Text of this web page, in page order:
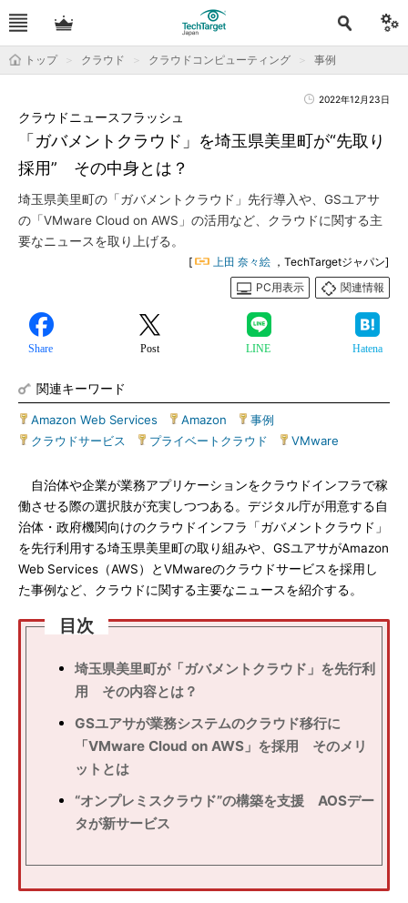
トップ クラウド クラウドコンピューティング 事例
2022年12月23日
「ガバメントクラウド」を埼玉県美里町が“先取り
採用” その中身とは？
クラウドニュースフラッシュ
埼玉県美里町の「ガバメントクラウド」先行導入や、GSユアサ
の「VMware Cloud on AWS」の活用など、クラウドに関する主
要なニュースを取り上げる。
[ 上田 奈々絵 ，TechTargetジャパン]
PC用表示
関連情報
Share Post LINE Hatena
関連キーワード
Amazon Web Services Amazon 事例
クラウドサービス
プライベートクラウド VMware
自治体や企業が業務アプリケーションをクラウドインフラで稼
働させる際の選択肢が充実しつつある。デジタル庁が用意する自
治体・政府機関向けのクラウドインフラ「ガバメントクラウド」
を先行利用する埼玉県美里町の取り組みや、GSユアサがAmazon
Web Services（AWS）とVMwareのクラウドサービスを採用し
た事例など、クラウドに関する主要なニュースを紹介する。
目次
埼玉県美里町が「ガバメントクラウド」を先行利
用 その内容とは？
GSユアサが業務システムのクラウド移行に
「VMware Cloud on AWS」を採用 そのメリ
ットとは
“オンプレミスクラウド”の構築を支援 AOSデー
タが新サービス